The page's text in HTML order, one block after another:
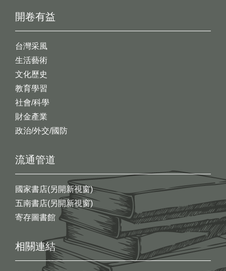
開卷有益
台灣采風
生活藝術
文化歷史
教育學習
社會/科學
財金產業
政治/外交/國防
流通管道
國家書店(另開新視窗)
五南書店(另開新視窗)
寄存圖書館
相關連結